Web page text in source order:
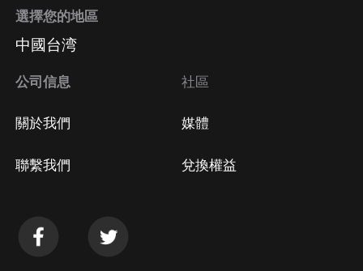
選擇您的地區
中國台湾
公司信息
關於我們
聯繫我們
社區
媒體
兌換權益